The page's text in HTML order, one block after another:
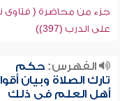
جزء من محاضرة ( فتاوى
على الدرب (397))
الفهرس:حكم
تارك الصلاة وبيان
أهل العلم في ذلك